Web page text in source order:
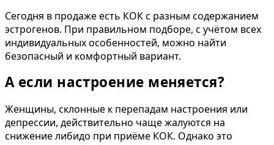
Сегодня в продаже есть КОК с разным содержанием
эстрогенов. При правильном подборе, с учётом всех
индивидуальных особенностей, можно найти
безопасный и комфортный вариант.
А если настроение меняется?
Женщины, склонные к перепадам настроения или
депрессии, действительно чаще жалуются на
снижение либидо при приёме КОК. Однако это